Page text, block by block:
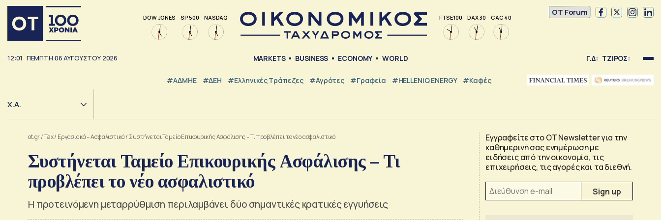
DOW JONES SP 500 NASDAQ FTSE 100 DAX 30 CAC 40
OT Forum
12:01 ΠΕΜΠΤΗ 06ΑΥΓΟΥΣΤΟΥ 2026 MARKETS BUSINESS ECONOMY WORLD Γ.Δ: ΤΖΙΡΟΣ:
#ΑΔΜΗΕ #ΔΕΗ #ελληνικές Τράπεζες #Αγρότες #Γραφεία #HELLENiQ ENERGY #καφές
Χ.Α.
ot.gr/Tax/ Εργασιακά – Ασφαλιστικά/ Συστήνεται Ταμείο Επικουρικής Ασφάλισης – Τι προβλέπει το νέο ασφαλιστικό
Συστήνεται Ταμείο Επικουρικής Ασφάλισης – Τι
προβλέπει το νέο ασφαλιστικό
Η προτεινόμενη μεταρρύθμιση περιλαμβάνει δύο σημαντικές κρατικές εγγυήσεις
Εγγραφείτε στο OT Newsletter για την
καθημερινή σας ενημέρωση με
ειδήσεις από την οικονομία, τις
επιχειρήσεις, τις αγορές και τα διεθνή.